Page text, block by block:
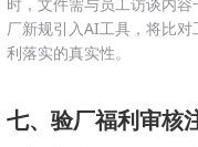
厂新规引入AI工具，将比
利落实的真实性。
七、验厂福利审核